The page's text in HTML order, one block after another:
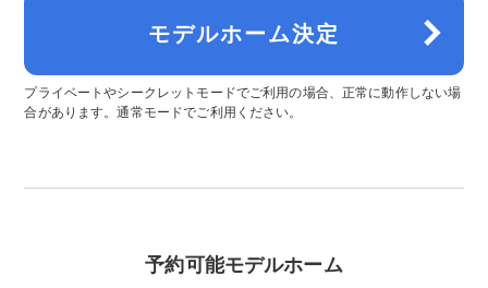
モデルホーム決定
プライベートやシークレットモードでご利用の場合、正常に動作しない場
合があります。通常モードでご利用ください。
予約可能モデルホーム